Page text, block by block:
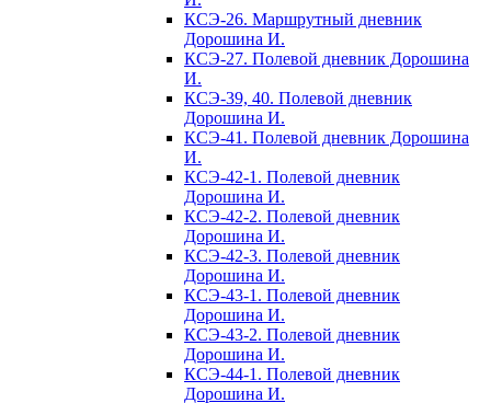
КСЭ-26. Маршрутный дневник
Дорошина И.
КСЭ-27. Полевой дневник Дорошина
И.
КСЭ-39, 40. Полевой дневник
Дорошина И.
КСЭ-41. Полевой дневник Дорошина
И.
КСЭ-42-1. Полевой дневник
Дорошина И.
КСЭ-42-2. Полевой дневник
Дорошина И.
КСЭ-42-3. Полевой дневник
Дорошина И.
КСЭ-43-1. Полевой дневник
Дорошина И.
КСЭ-43-2. Полевой дневник
Дорошина И.
КСЭ-44-1. Полевой дневник
Дорошина И.